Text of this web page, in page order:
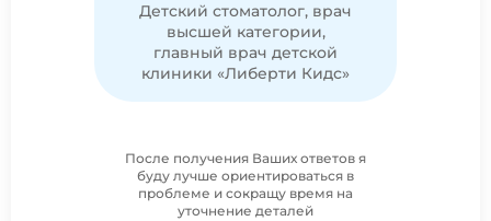
Детский стоматолог, врач
высшей категории,
главный врач детской
клиники «Либерти Кидс»
После получения Ваших ответов я
буду лучше ориентироваться в
проблеме и сокращу время на
уточнение деталей